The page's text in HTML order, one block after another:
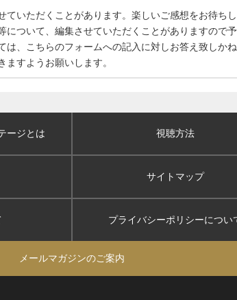
いただくことがあります。楽しいご感想をお待ち
ついて、編集させていただくことがありますので予
、こちらのフォームへの記入に対しお答え致しか
すようお願いします。
ージとは 視聴方法
サイトマップ
プライバシーポリシーについ
メールマガジンのご案内